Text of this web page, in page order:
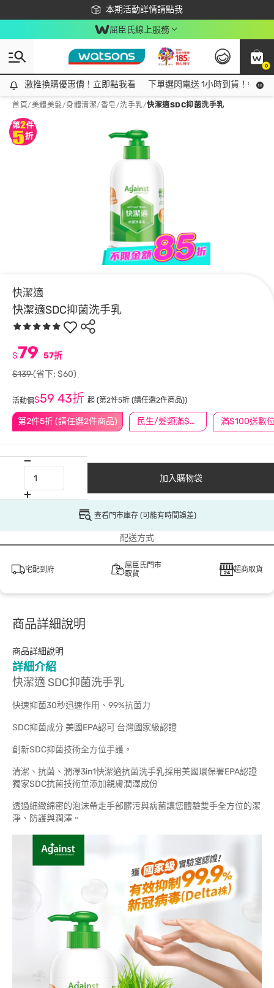
本期活動詳情請點我
下載app最高回饋$350
屈臣氏線上服務
0
激推換購優惠價！立即點我看
激推換購優惠價！立即點我看 下單選閃電送 1小時到貨！領神
首頁/美體美髮/身體清潔/香皂/洗手乳/快潔適SDC抑菌洗手乳
快潔適
快潔適SDC抑菌洗手乳
第2件5折 (請任選2件商品) 民生/髮類滿$388送舒潔冰巾
$79 57折
$139(省下: $60)
活動價$59 43折 起 (第2件5折 (請任選2件商品))
加入購物袋
查看門市庫存 (可能有時間誤差)
配送方式
宅配到府
屈臣氏門市
取貨
超商取貨
商品詳細說明
商品詳細說明
詳細介紹
快潔適 SDC抑菌洗手乳
快速抑菌30秒迅速作用、99%抗菌力
SDC抑菌成分 美國EPA認可 台灣國家級認證
創新SDC抑菌技術全方位手護。
清潔、抗菌、潤澤3in1快潔適抗菌洗手乳採用美國環保署EPA認證
獨家SDC抗菌技術並添加親膚潤澤成份
透過細緻綿密的泡沫帶走手部髒污與病菌讓您體驗雙手全方位的潔
淨、防護與潤澤。